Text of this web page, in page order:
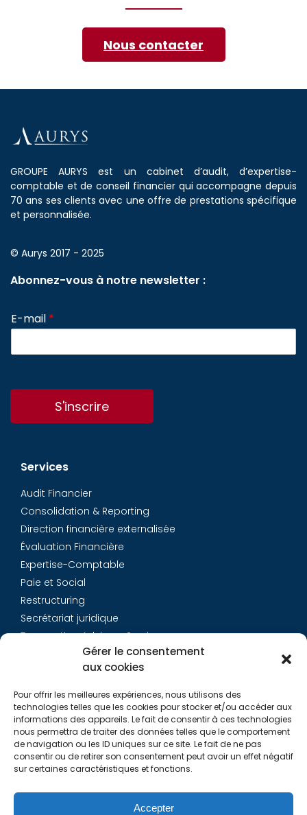
Gérer le consentement
aux cookies
Pour offrir les meilleures expériences, nous utilisons des
technologies telles que les cookies pour stocker et/ou accéder aux
informations des appareils. Le fait de consentir à ces technologies
nous permettra de traiter des données telles que le comportement
de navigation ou les ID uniques sur ce site. Le fait de ne pas
consentir ou de retirer son consentement peut avoir un effet négatif
sur certaines caractéristiques et fonctions.
Accepter
Nous contacter
GROUPE AURYS est un cabinet d’audit, d’expertise-
comptable et de conseil financier qui accompagne depuis
70 ans ses clients avec une offre de prestations spécifique
et personnalisée.
© Aurys 2017 - 2025
Abonnez-vous à notre newsletter :
E-mail *
S'inscrire
Services
Audit Financier
Consolidation & Reporting
Direction financière externalisée
Évaluation Financière
Expertise-Comptable
Paie et Social
Restructuring
Secrétariat juridique
Transaction Advisory Services
Équipe
Carrières
Contact
Liens utiles